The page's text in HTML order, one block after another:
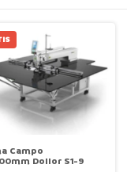
Campo
Dollor S1-9